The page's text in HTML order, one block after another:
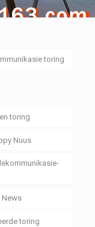
toring
toring
Nuus
News
toring